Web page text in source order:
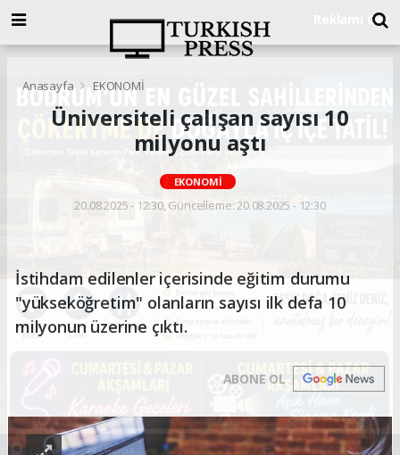
Anasayfa EKONOMİ
Üniversiteli çalışan sayısı 10
milyonu aştı
EKONOMİ
20.08.2025 - 12:30, Güncelleme: 20.08.2025 - 12:30
İstihdam edilenler içerisinde eğitim durumu
"yükseköğretim" olanların sayısı ilk defa 10
milyonun üzerine çıktı.
ABONE OL